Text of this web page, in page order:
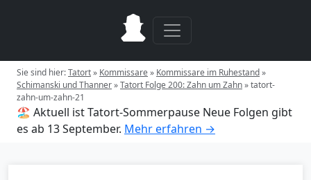
Sie sind hier:Tatort» Kommissare» Kommissare im Ruhestand»
Schimanski und Thanner»Tatort Folge 200: Zahn um Zahn»tatort-
zahn-um-zahn-21
🏖️ Aktuell ist Tatort-Sommerpause Neue Folgen gibt
es ab 13 September. Mehr erfahren →